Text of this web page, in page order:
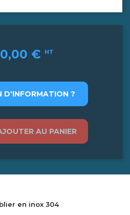
€ HT
D'INFORMATION ?
AU PANIER
en inox 304